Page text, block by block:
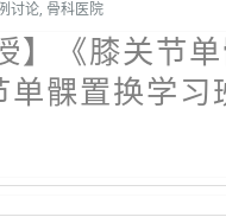
讨论, 骨科医院
】《膝关节
髁置换学习